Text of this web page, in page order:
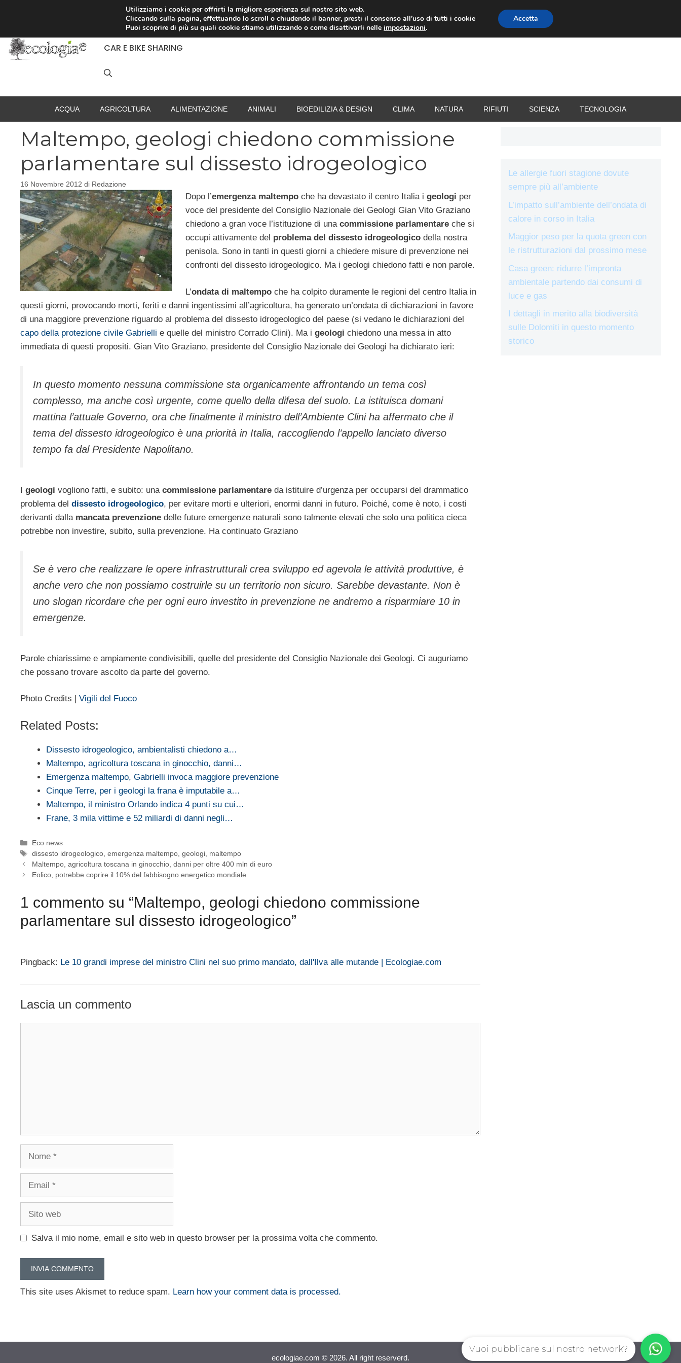
RACCOLTA DIFFERENZIATA RISPARMIO ENERGETICO SPESA TERMOVALORIZZATORI VACANZE
CAR E BIKE SHARING
ACQUA AGRICOLTURA ALIMENTAZIONE ANIMALI BIOEDILIZIA & DESIGN CLIMA NATURA RIFIUTI SCIENZA TECNOLOGIA
Maltempo, geologi chiedono commissione
parlamentare sul dissesto idrogeologico
16 Novembre 2012 di Redazione
Dopo l’emergenza maltempoche ha devastato il centro Italia i geologi per
voce del presidente del Consiglio Nazionale dei Geologi Gian Vito Graziano
chiedono a gran voce l’istituzione di una commissione parlamentareche si
occupi attivamente del problema del dissesto idrogeologicodella nostra
penisola. Sono in tanti in questi giorni a chiedere misure di prevenzione nei
confronti del dissesto idrogeologico. Ma i geologi chiedono fatti e non parole.
L’ondata di maltempoche ha colpito duramente le regioni del centro Italia in
questi giorni, provocando morti, feriti e danni ingentissimi all’agricoltura, ha generato un’ondata di dichiarazioni in favore
di una maggiore prevenzione riguardo al problema del dissesto idrogeologico del paese (si vedano le dichiarazioni del
capo della protezione civile Gabrielli e quelle del ministro Corrado Clini). Ma i geologi chiedono una messa in atto
immediata di questi propositi. Gian Vito Graziano, presidente del Consiglio Nazionale dei Geologi ha dichiarato ieri:
In questo momento nessuna commissione sta organicamente affrontando un tema così
complesso, ma anche così urgente, come quello della difesa del suolo. La istituisca domani
mattina l’attuale Governo, ora che finalmente il ministro dell’Ambiente Clini ha affermato che il
tema del dissesto idrogeologico è una priorità in Italia, raccogliendo l’appello lanciato diverso
tempo fa dal Presidente Napolitano.
I geologi vogliono fatti, e subito: una commissione parlamentare da istituire d’urgenza per occuparsi del drammatico
problema del dissesto idrogeologico, per evitare morti e ulteriori, enormi danni in futuro. Poiché, come è noto, i costi
derivanti dallamancata prevenzione delle future emergenze naturali sono talmente elevati che solo una politica cieca
potrebbe non investire, subito, sulla prevenzione. Ha continuato Graziano
Se è vero che realizzare le opere infrastrutturali crea sviluppo ed agevola le attività produttive, è
anche vero che non possiamo costruirle su un territorio non sicuro. Sarebbe devastante. Non è
uno slogan ricordare che per ogni euro investito in prevenzione ne andremo a risparmiare 10 in
emergenze.
Parole chiarissime e ampiamente condivisibili, quelle del presidente del Consiglio Nazionale dei Geologi. Ci auguriamo
che possano trovare ascolto da parte del governo.
Photo Credits | Vigili del Fuoco
Related Posts:
Dissesto idrogeologico, ambientalisti chiedono a…
Maltempo, agricoltura toscana in ginocchio, danni…
Emergenza maltempo, Gabrielli invoca maggiore prevenzione
Cinque Terre, per i geologi la frana è imputabile a…
Maltempo, il ministro Orlando indica 4 punti su cui…
Frane, 3 mila vittime e 52 miliardi di danni negli…
Categorie
Eco news
Tag
dissesto idrogeologico,emergenza maltempo,geologi, maltempo
Maltempo, agricoltura toscana in ginocchio, danni per oltre 400 mln di euro
Eolico, potrebbe coprire il 10% del fabbisogno energetico mondiale
1 commento su “Maltempo, geologi chiedono commissione
parlamentare sul dissesto idrogeologico”
Pingback: Le 10 grandi imprese del ministro Clini nel suo primo mandato, dall'Ilva alle mutande | Ecologiae.com
Lascia un commento
Nome
Email
Sito
Salva il mio nome, email e sito web in questo browser per la prossima volta che commento.
This site uses Akismet to reduce spam. Learn how your comment data is processed.
Le allergie fuori stagione dovute
sempre più all’ambiente
L’impatto sull’ambiente dell’ondata di
calore in corso in Italia
Maggior peso per la quota green con
le ristrutturazioni dal prossimo mese
Casa green: ridurre l’impronta
ambientale partendo dai consumi di
luce e gas
I dettagli in merito alla biodiversità
sulle Dolomiti in questo momento
storico
ecologiae.com © 2026. All right reserverd.
Utilizziamo i cookie per offrirti la migliore esperienza sul nostro sito web.
Cliccando sulla pagina, effettuando lo scroll o chiudendo il banner, presti il consenso all’uso di tutti i cookie
Puoi scoprire di più su quali cookie stiamo utilizzando o come disattivarli nelleimpostazioni.
Accetta
Vuoi pubblicare sul nostro network?